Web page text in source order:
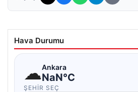
Hava Durumu
☁Ankara
NaN°C
ŞEHIR SEÇ